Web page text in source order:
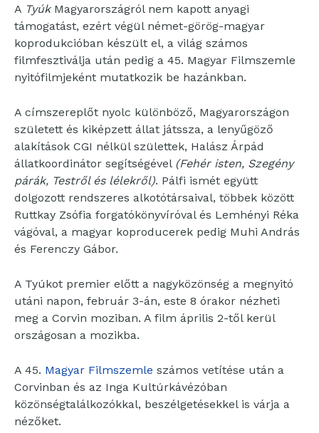
A TyúkMagyarországról nem kapott anyagi
támogatást, ezért végül német-görög-magyar
koprodukcióban készült el, a világ számos
filmfesztiválja után pedig a 45. Magyar Filmszemle
nyitófilmjeként mutatkozik be hazánkban.
A címszereplőt nyolc különböző, Magyarországon
született és kiképzett állat játssza, a lenyűgöző
alakítások CGI nélkül születtek, Halász Árpád
állatkoordinátor segítségével (Fehér isten, Szegény
párák, Testről és lélekről). Pálfi ismét együtt
dolgozott rendszeres alkotótársaival, többek között
Ruttkay Zsófia forgatókönyvíróval és Lemhényi Réka
vágóval, a magyar koproducerek pedig Muhi András
és Ferenczy Gábor.
A Tyúkot premier előtt a nagyközönség a megnyitó
utáni napon, február 3-án, este 8 órakor nézheti
meg a Corvin moziban. A film április 2-től kerül
országosan a mozikba.
A 45. Magyar Filmszemle számos vetítése után a
Corvinban és az Inga Kultúrkávézóban
közönségtalálkozókkal, beszélgetésekkel is várja a
nézőket.